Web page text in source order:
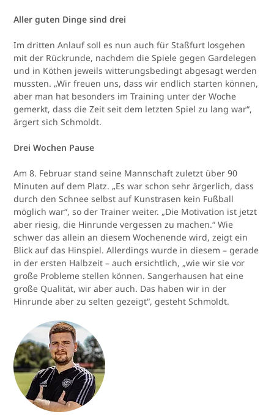
Aller guten Dinge sind drei
Im dritten Anlauf soll es nun auch für Staßfurt losgehen
mit der Rückrunde, nachdem die Spiele gegen Gardelegen
und in Köthen jeweils witterungsbedingt abgesagt werden
mussten. „Wir freuen uns, dass wir endlich starten können,
aber man hat besonders im Training unter der Woche
gemerkt, dass die Zeit seit dem letzten Spiel zu lang war“,
ärgert sich Schmoldt.
Drei Wochen Pause
Am 8. Februar stand seine Mannschaft zuletzt über 90
Minuten auf dem Platz. „Es war schon sehr ärgerlich, dass
durch den Schnee selbst auf Kunstrasen kein Fußball
möglich war“, so der Trainer weiter. „Die Motivation ist jetzt
aber riesig, die Hinrunde vergessen zu machen.“ Wie
schwer das allein an diesem Wochenende wird, zeigt ein
Blick auf das Hinspiel. Allerdings wurde in diesem – gerade
in der ersten Halbzeit – auch ersichtlich, „wie wir sie vor
große Probleme stellen können. Sangerhausen hat eine
große Qualität, wir aber auch. Das haben wir in der
Hinrunde aber zu selten gezeigt“, gesteht Schmoldt.